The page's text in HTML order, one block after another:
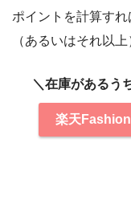
ポイントを計算す
（あるいはそれ以
＼在庫があるう
楽天